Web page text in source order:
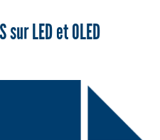
sur LED et OLED